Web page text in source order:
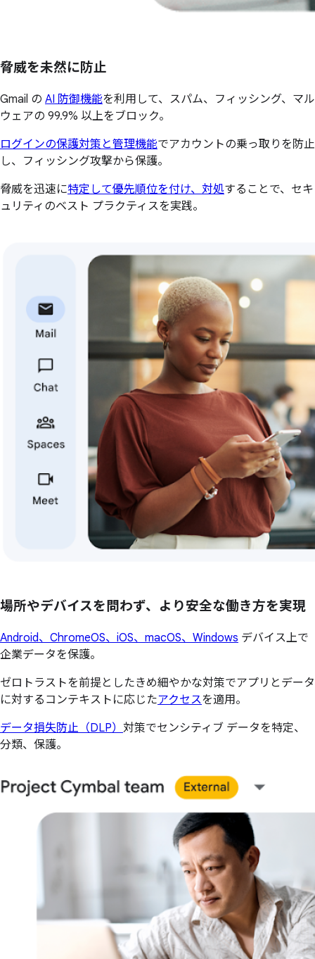
脅威を未然に防止
Gmail の AI 防御機能を利用して、スパム、フィッシング、マル
ウェアの 99.9% 以上をブロック。
ログインの保護対策と管理機能でアカウントの乗っ取りを防止
し、フィッシング攻撃から保護。
脅威を迅速に特定して優先順位を付け、対処することで、セキ
ュリティのベスト プラクティスを実践。
場所やデバイスを問わず、より安全な働き方を実現
Android、ChromeOS、iOS、macOS、Windows デバイス上で
企業データを保護。
ゼロトラストを前提としたきめ細やかな対策でアプリとデータ
に対するコンテキストに応じたアクセスを適用。
データ損失防止（DLP） 対策でセンシティブ データを特定、
分類、保護。